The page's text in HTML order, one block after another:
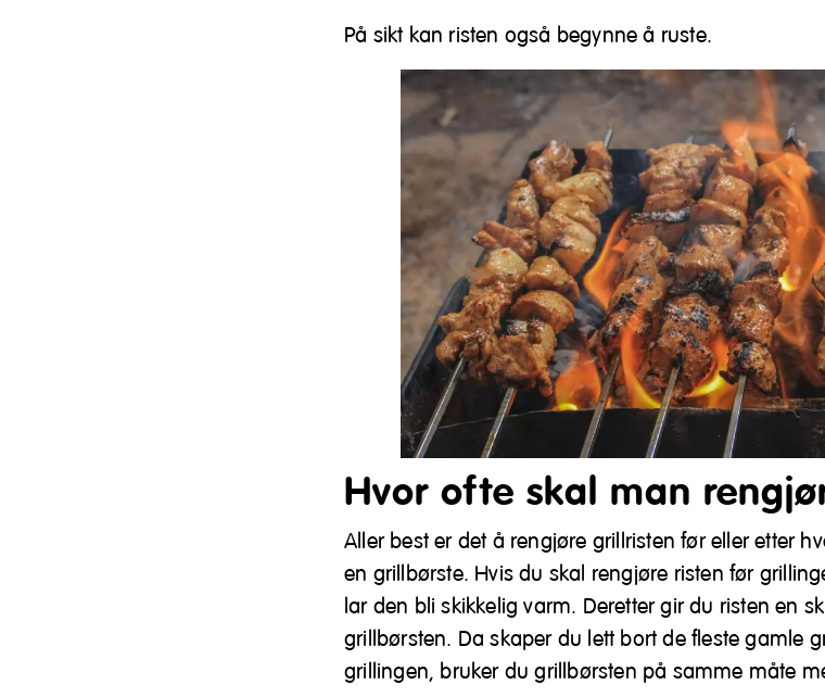
På sikt kan risten også begynne å ruste.
Hvor ofte skal man
Aller best er det å rengjøre grillristen før eller etter
en grillbørste. Hvis du skal rengjøre risten før
lar den bli skikkelig varm. Deretter gir du risten en
grillbørsten. Da skaper du lett bort de fleste gamle
grillingen, bruker du grillbørsten på samme måte